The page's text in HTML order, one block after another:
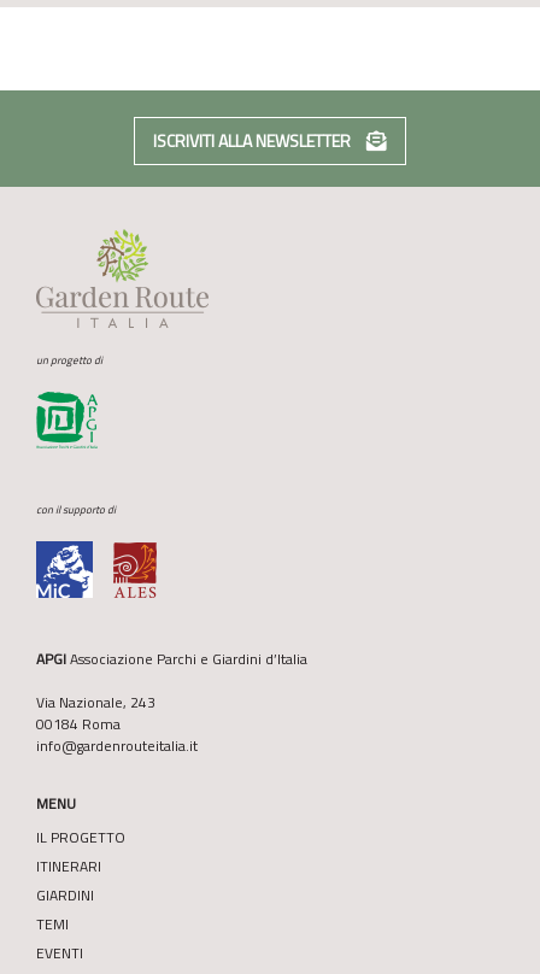
ISCRIVITI ALLA NEWSLETTER
un progetto di
con il supporto di
APGIAssociazione Parchi e Giardini d’Italia
Via Nazionale, 243
00184 Roma
info@gardenrouteitalia.it
MENU
IL PROGETTO
ITINERARI
GIARDINI
TEMI
EVENTI